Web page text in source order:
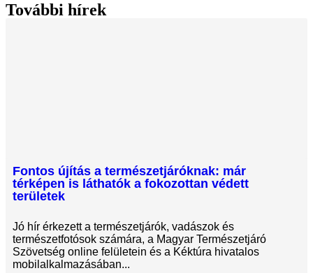
További hírek
Fontos újítás a természetjáróknak: már
térképen is láthatók a fokozottan védett
területek
Jó hír érkezett a természetjárók, vadászok és
természetfotósok számára, a Magyar Természetjáró
Szövetség online felületein és a Kéktúra hivatalos
mobilalkalmazásában...